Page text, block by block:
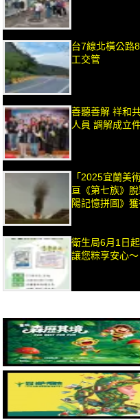
台7線北橫公路
工交管
善聽善解 祥和
人員 調解成立
「2025宜蘭美
亘《第七族》
陽記憶拼圖》
衛生局6月1日
讓您粽享安心～